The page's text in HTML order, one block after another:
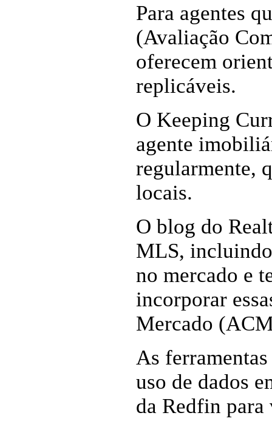
Para agentes
(Avaliação
oferecem
replicáveis.
O Keeping
agente
regularmente,
locais.
O blog do
MLS,
no mercado e
incorporar
Mercado
As
uso de dados
da Redfin